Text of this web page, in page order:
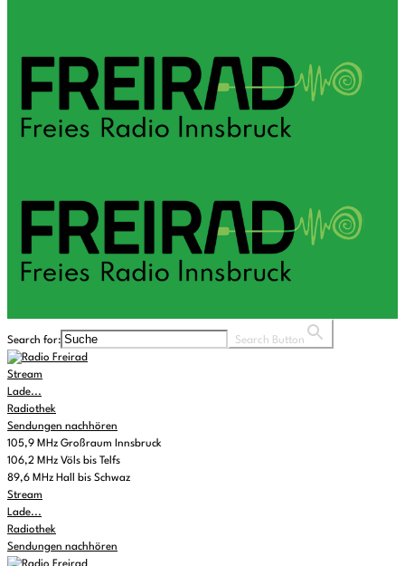
Search for: Search Button
Stream
Lade...
Radiothek
Sendungen nachhören
105,9 MHz Großraum Innsbruck
106,2 MHz Völs bis Telfs
89,6 MHz Hall bis Schwaz
Stream
Lade...
Radiothek
Sendungen nachhören